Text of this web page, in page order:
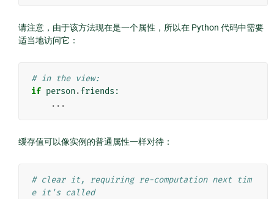
请注意，由于该方法现在是一个属性，所以在 Python 代码中需要
适当地访问它：
# in the view:
if person .friends :
...
缓存值可以像实例的普通属性一样对待：
# clear it, requiring re-computation next tim
e it's called